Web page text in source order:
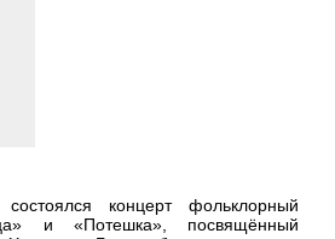
состоялся концерт фольклорный
и «Потешка», посвящённый